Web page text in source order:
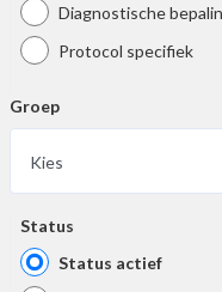
Diagnostische
Protocol specifiek
Groep
Kies
Status
Status actief